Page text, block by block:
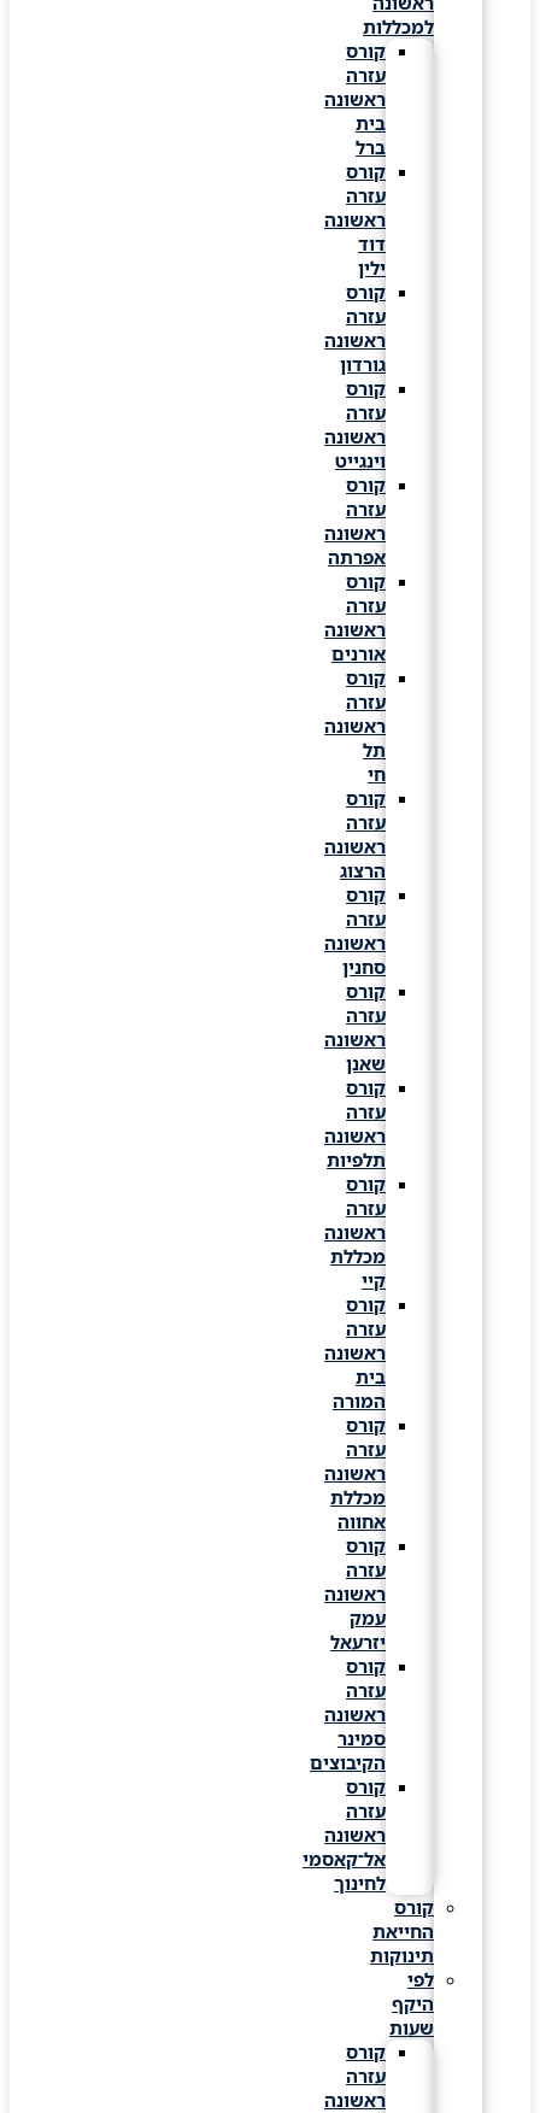
למכללות
קורס
עזרה
ראשונה
קורס
עזרה
ראשונה
קורס
עזרה
ראשונה
גורדון
קורס
עזרה
ראשונה
וינגייט
קורס
עזרה
ראשונה
אפרתה
קורס
עזרה
ראשונה
אורנים
קורס
עזרה
ראשונה
קורס
עזרה
ראשונה
הרצוג
קורס
עזרה
ראשונה
סחנין
קורס
עזרה
ראשונה
קורס
עזרה
ראשונה
תלפיות
קורס
עזרה
ראשונה
מכללת
קורס
עזרה
ראשונה
המורה
קורס
עזרה
ראשונה
מכללת
אחווה
קורס
עזרה
ראשונה
יזרעאל
קורס
עזרה
ראשונה
סמינר
הקיבוצים
קורס
עזרה
ראשונה
אל־קאסמי
לחינוך
קורס
החייאת
תינוקות
לפי
היקף
שעות
קורס
עזרה
ראשונה